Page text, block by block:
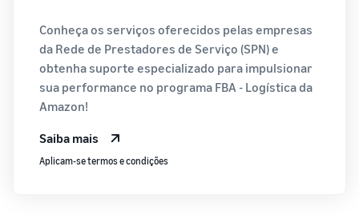
Conheça os serviços oferecidos pelas empresas
da Rede de Prestadores de Serviço (SPN) e
obtenha suporte especializado para impulsionar
sua performance no programa FBA - Logística da
Amazon!
Saiba mais
Aplicam-se termos e condições